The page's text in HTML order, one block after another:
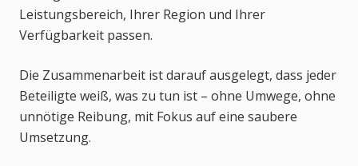
Leistungsbereich, Ihrer Region und Ihrer
Verfügbarkeit passen.
Die Zusammenarbeit ist darauf ausgelegt, dass jeder
Beteiligte weiß, was zu tun ist – ohne Umwege, ohne
unnötige Reibung, mit Fokus auf eine saubere
Umsetzung.